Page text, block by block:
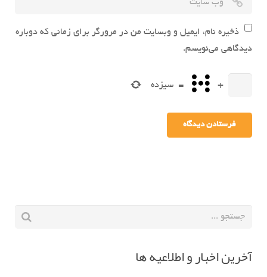
ذخیره نام، ایمیل و وبسایت من در مرورگر برای زمانی که دوباره
دیدگاهی می‌نویسم.
+
= سیزده
آخرین اخبار و اطلاعیه ها